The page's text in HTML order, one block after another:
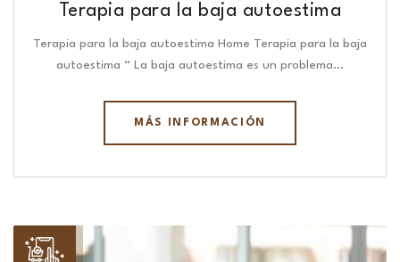
Terapia para la baja autoestima
Terapia para la baja autoestima Home Terapia para la baja
autoestima “ La baja autoestima es un problema…
MÁS INFORMACIÓN